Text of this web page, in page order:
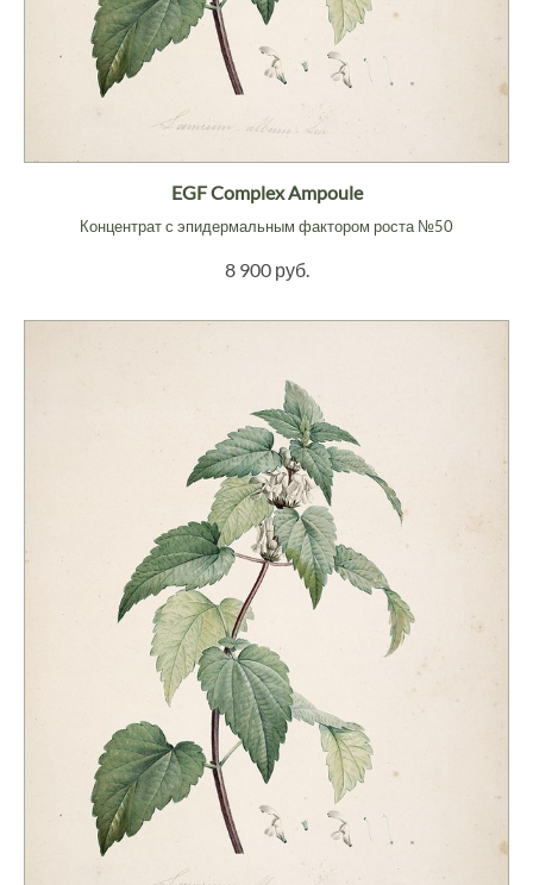
EGF Complex Ampoule
Концентрат с эпидермальным фактором роста №50
8 900 руб.